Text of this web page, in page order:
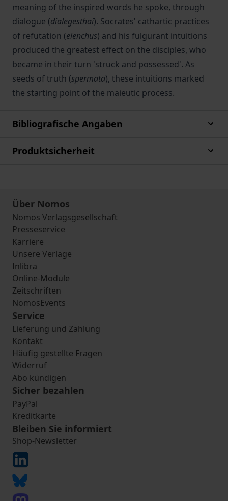
meaning of the inspired words he spoke, through
dialogue (dialegesthai). Socrates' cathartic practices
of refutation (elenchus) and his fulgurant intuitions
produced the greatest effect on the disciples, who
became in their turn 'struck and possessed'. As
seeds of truth (spermata), these intuitions marked
the starting point of the maieutic process.
Bibliografische Angaben
Produktsicherheit
Über Nomos
Nomos Verlagsgesellschaft
Presseservice
Karriere
Unsere Verlage
Inlibra
Online-Module
Zeitschriften
NomosEvents
Service
Lieferung und Zahlung
Kontakt
Häufig gestellte Fragen
Widerruf
Abo kündigen
Sicher bezahlen
PayPal
Kreditkarte
Bleiben Sie informiert
Shop-Newsletter